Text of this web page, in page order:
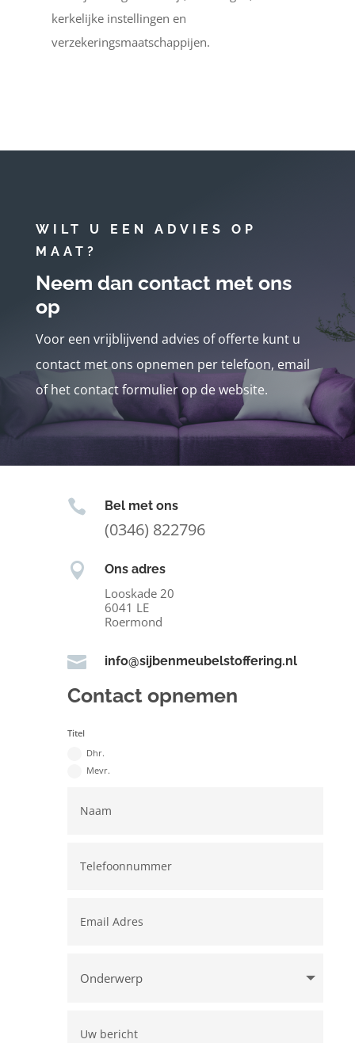
kerkelijke instellingen en
verzekeringsmaatschappijen.
WILT U EEN ADVIES OP
MAAT?
Neem dan contact met ons
op
Voor een vrijblijvend advies of offerte kunt u
contact met ons opnemen per telefoon, email
of het contact formulier op de website.
 Bel met ons
(0346) 822796
 Ons adres
Looskade 20
6041 LE
Roermond
 info@sijbenmeubelstoffering.nl
Contact opnemen
Titel
Dhr.
Mevr.